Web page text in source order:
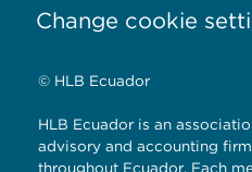
Change cookie
© HLB Ecuador
HLB Ecuador is an
advisory and accounting
throughout Ecuador. Each